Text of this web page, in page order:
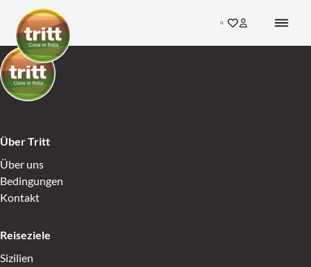
Skip to content
Go to Home
Search
Gehen Sie zu den
Inloggen bij
Go to Home
Über Tritt
Über uns
Bedingungen
Kontakt
Reiseziele
Sizilien